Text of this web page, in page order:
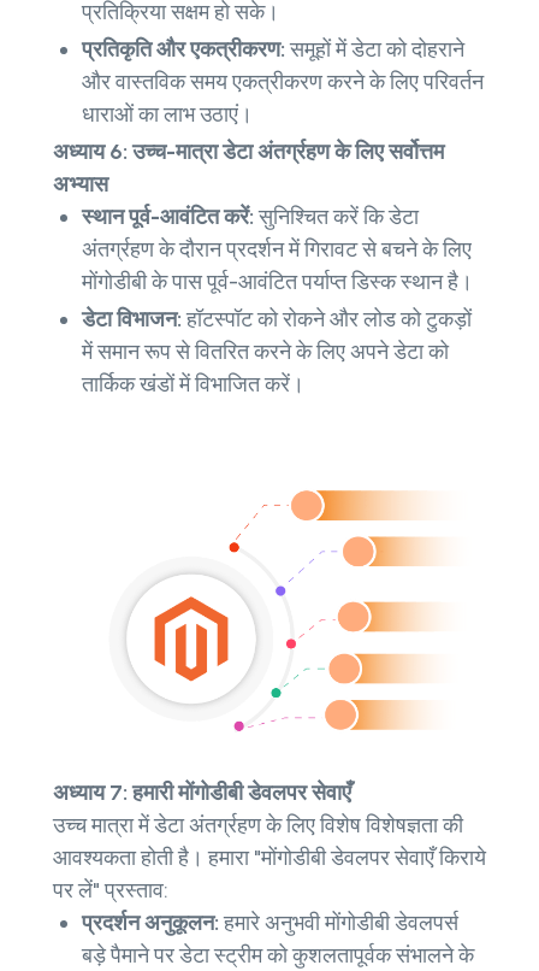
प्रतिक्रिया सक्षम हो सके।
प्रतिकृति और एकत्रीकरण:समूहों में डेटा को दोहराने
और वास्तविक समय एकत्रीकरण करने के लिए परिवर्तन
धाराओं का लाभ उठाएं।
अध्याय 6: उच्च-मात्रा डेटा अंतर्ग्रहण के लिए सर्वोत्तम
अभ्यास
स्थान पूर्व-आवंटित करें:सुनिश्चित करें कि डेटा
अंतर्ग्रहण के दौरान प्रदर्शन में गिरावट से बचने के लिए
मोंगोडीबी के पास पूर्व-आवंटित पर्याप्त डिस्क स्थान है।
डेटा विभाजन:हॉटस्पॉट को रोकने और लोड को टुकड़ों
में समान रूप से वितरित करने के लिए अपने डेटा को
तार्किक खंडों में विभाजित करें।
अध्याय 7: हमारी मोंगोडीबी डेवलपर सेवाएँ
उच्च मात्रा में डेटा अंतर्ग्रहण के लिए विशेष विशेषज्ञता की
आवश्यकता होती है। हमारा "मोंगोडीबी डेवलपर सेवाएँ किराये
पर लें" प्रस्ताव:
प्रदर्शन अनुकूलन:हमारे अनुभवी मोंगोडीबी डेवलपर्स
बड़े पैमाने पर डेटा स्ट्रीम को कुशलतापूर्वक संभालने के